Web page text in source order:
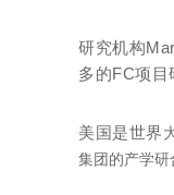
研究机构
多的FC项目
美国是世界
集团的产学研